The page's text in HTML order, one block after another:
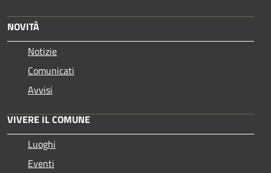
NOVITÀ
Notizie
Comunicati
Avvisi
VIVERE IL COMUNE
Luoghi
Eventi